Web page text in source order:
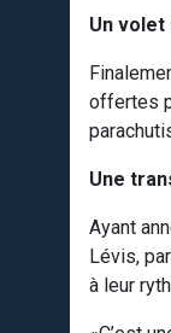
Un
offertes
Une
Ayant
Lévis,
à leur